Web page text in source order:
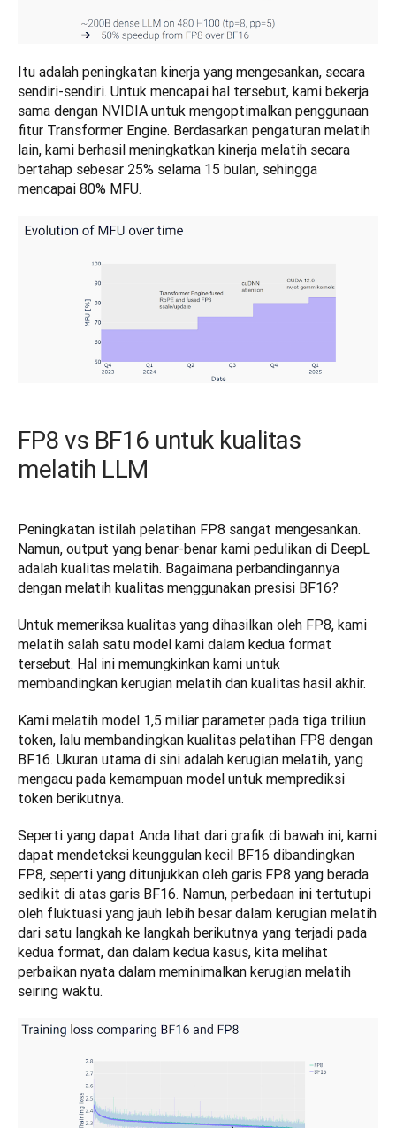
Itu adalah peningkatan kinerja yang mengesankan, secara
sendiri-sendiri. Untuk mencapai hal tersebut, kami bekerja
sama dengan NVIDIA untuk mengoptimalkan penggunaan
fitur Transformer Engine. Berdasarkan pengaturan melatih
lain, kami berhasil meningkatkan kinerja melatih secara
bertahap sebesar 25% selama 15 bulan, sehingga
mencapai 80% MFU.
FP8 vs BF16 untuk kualitas
melatih LLM
Peningkatan istilah pelatihan FP8 sangat mengesankan.
Namun, output yang benar-benar kami pedulikan di DeepL
adalah kualitas melatih. Bagaimana perbandingannya
dengan melatih kualitas menggunakan presisi BF16?
Untuk memeriksa kualitas yang dihasilkan oleh FP8, kami
melatih salah satu model kami dalam kedua format
tersebut. Hal ini memungkinkan kami untuk
membandingkan kerugian melatih dan kualitas hasil akhir.
Kami melatih model 1,5 miliar parameter pada tiga triliun
token, lalu membandingkan kualitas pelatihan FP8 dengan
BF16. Ukuran utama di sini adalah kerugian melatih, yang
mengacu pada kemampuan model untuk memprediksi
token berikutnya.
Seperti yang dapat Anda lihat dari grafik di bawah ini, kami
dapat mendeteksi keunggulan kecil BF16 dibandingkan
FP8, seperti yang ditunjukkan oleh garis FP8 yang berada
sedikit di atas garis BF16. Namun, perbedaan ini tertutupi
oleh fluktuasi yang jauh lebih besar dalam kerugian melatih
dari satu langkah ke langkah berikutnya yang terjadi pada
kedua format, dan dalam kedua kasus, kita melihat
perbaikan nyata dalam meminimalkan kerugian melatih
seiring waktu.